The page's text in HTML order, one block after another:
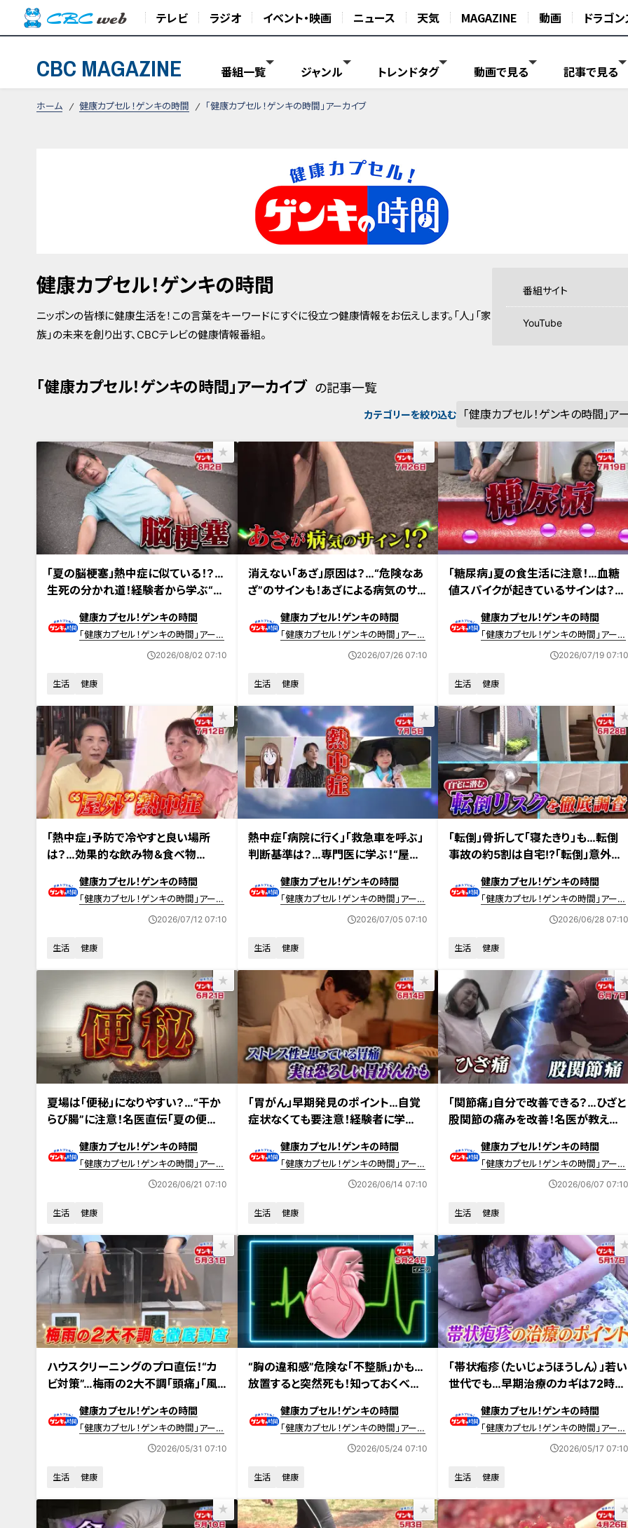
テレビ ラジオ イベント・映画 ニュース 天気 MAGAZINE 動画 ドラゴン
CBC MAGAZINE 番組一覧 ジャンル トレンドタグ 動画で見る 記事で見る
ホーム 健康カプセル！ゲンキの時間 「健康カプセル！ゲンキの時間」アーカイブ
健康カプセル！ゲンキの時間
ニッポンの皆様に健康生活を！この言葉をキーワードにすぐに役立つ健康情報をお伝えします。「人」「家
族」の未来を創り出す、CBCテレビの健康情報番組。
番組サイト
YouTube
「健康カプセル！ゲンキの時間」アーカイブ の記事一覧
カテゴリーを絞り込む
「夏の脳梗塞」熱中症に似ている！？…
生死の分かれ道！経験者から学ぶ“発
健康カプセル！ゲンキの時間
「健康カプセル！ゲンキの時間」アーカ
2026/08/02 07:10
生活 健康
消えない「あざ」原因は？…“危険なあ
ざ”のサインも！あざによる病気のサイ
健康カプセル！ゲンキの時間
「健康カプセル！ゲンキの時間」アーカ
2026/07/26 07:10
生活 健康
「糖尿病」夏の食生活に注意！…血糖
値スパイクが起きているサインは？糖
健康カプセル！ゲンキの時間
「健康カプセル！ゲンキの時間」アーカ
2026/07/19 07:10
生活 健康
「熱中症」予防で冷やすと良い場所
は？…効果的な飲み物＆食べ物
健康カプセル！ゲンキの時間
「健康カプセル！ゲンキの時間」アーカ
2026/07/12 07:10
生活 健康
熱中症「病院に行く」「救急車を呼ぶ」
判断基準は？…専門医に学ぶ！“屋
健康カプセル！ゲンキの時間
「健康カプセル！ゲンキの時間」アーカ
2026/07/05 07:10
生活 健康
「転倒」骨折して「寝たきり」も…転倒
事故の約5割は自宅!?「転倒」意外な
健康カプセル！ゲンキの時間
「健康カプセル！ゲンキの時間」アーカ
2026/06/28 07:10
生活 健康
夏場は「便秘」になりやすい？…“干か
らび腸”に注意！名医直伝「夏の便秘
健康カプセル！ゲンキの時間
「健康カプセル！ゲンキの時間」アーカ
2026/06/21 07:10
生活 健康
「胃がん」早期発見のポイント…自覚
症状なくても要注意！経験者に学
健康カプセル！ゲンキの時間
「健康カプセル！ゲンキの時間」アーカ
2026/06/14 07:10
生活 健康
「関節痛」自分で改善できる？…ひざと
股関節の痛みを改善！名医が教える
健康カプセル！ゲンキの時間
「健康カプセル！ゲンキの時間」アーカ
2026/06/07 07:10
生活 健康
ハウスクリーニングのプロ直伝！“カ
ビ対策”…梅雨の2大不調「頭痛」「風
健康カプセル！ゲンキの時間
「健康カプセル！ゲンキの時間」アーカ
2026/05/31 07:10
生活 健康
“胸の違和感”危険な「不整脈」かも…
放置すると突然死も！知っておくべき
健康カプセル！ゲンキの時間
「健康カプセル！ゲンキの時間」アーカ
2026/05/24 07:10
生活 健康
「帯状疱疹（たいじょうほうしん）」若い
世代でも…早期治療のカギは72時
健康カプセル！ゲンキの時間
「健康カプセル！ゲンキの時間」アーカ
2026/05/17 07:10
生活 健康